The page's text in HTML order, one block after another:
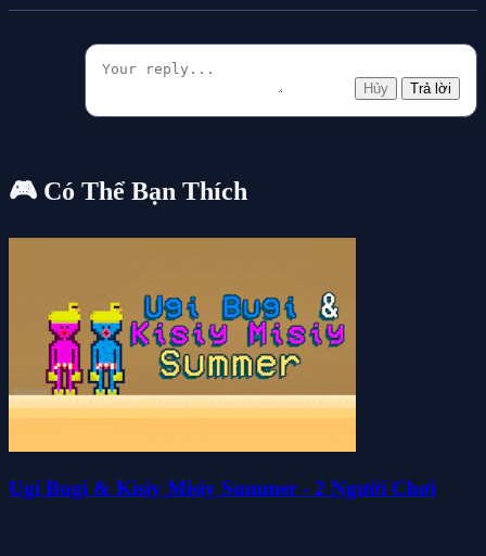
Hủy Trả lời
🎮 Có Thể Bạn Thích
Ugi Bugi & Kisiy Misiy Summer - 2 Người Chơi